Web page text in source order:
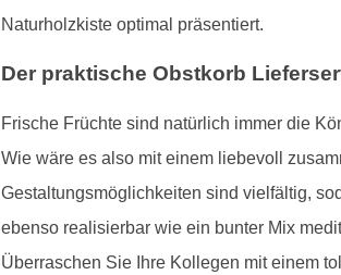
Naturholzkiste optimal präsentiert.
Der praktische Obstkorb
Frische Früchte sind natürlich immer die
Wie wäre es also mit einem liebevoll
Gestaltungsmöglichkeiten sind vielfältig,
ebenso realisierbar wie ein bunter Mix
Überraschen Sie Ihre Kollegen mit einem